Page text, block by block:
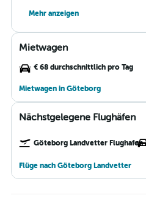
Mehr anzeigen
Mietwagen
€ 68 durchschnittlich pro Tag
Mietwagen in Göteborg
Nächstgelegene Flughäfen
Göteborg Landvetter Flughafen
Flüge nach Göteborg Landvetter